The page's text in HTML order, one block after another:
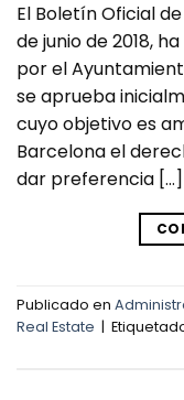
El Boletín Oficial
de junio de 2018,
por el
se aprueba
cuyo objetivo es
Barcelona el
dar preferencia […]
Publicado en
Real Estate |